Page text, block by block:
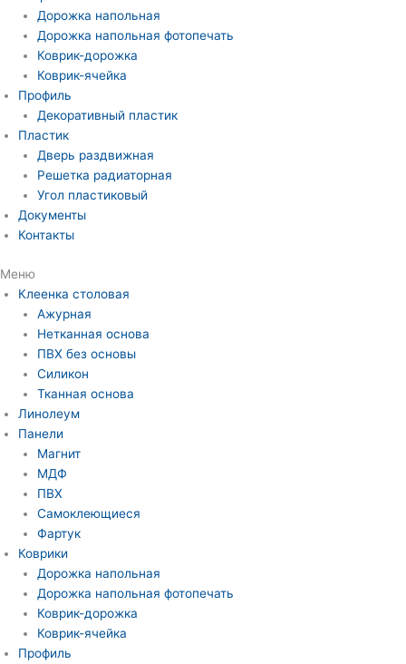
Дорожка напольная
Дорожка напольная фотопечать
Коврик-дорожка
Коврик-ячейка
Профиль
Декоративный пластик
Пластик
Дверь раздвижная
Решетка радиаторная
Угол пластиковый
Документы
Контакты
Меню
Клеенка столовая
Ажурная
Нетканная основа
ПВХ без основы
Силикон
Тканная основа
Линолеум
Панели
Магнит
МДФ
ПВХ
Самоклеющиеся
Фартук
Коврики
Дорожка напольная
Дорожка напольная фотопечать
Коврик-дорожка
Коврик-ячейка
Профиль